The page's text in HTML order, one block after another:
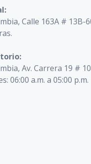
Calle 163A # 13B-
Av. Carrera 19 #
06:00 a.m. a 05:00 p.m.